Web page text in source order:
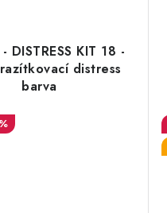
DISTRESS KIT 18 -
distress
barva